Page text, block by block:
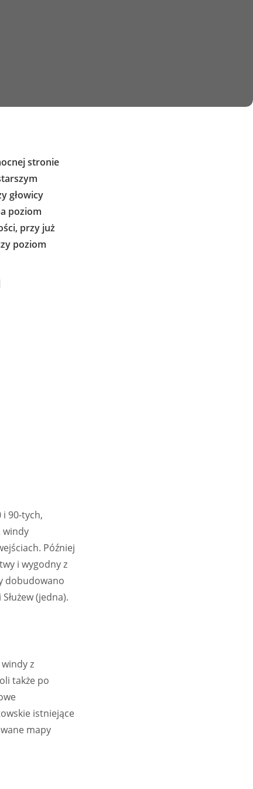
stronie
głowicy
poziom
przy już
poziom
90-tych,
windy
Później
i wygodny z
dobudowano
(jedna).
z
także po
istniejące
mapy